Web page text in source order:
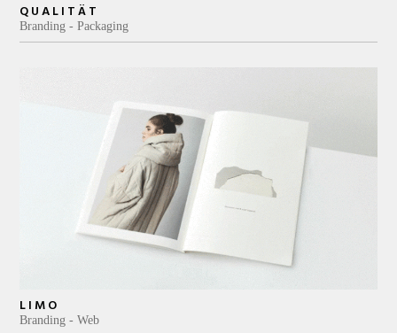
QUALITÄT
Branding Packaging
LIMO
Branding Web